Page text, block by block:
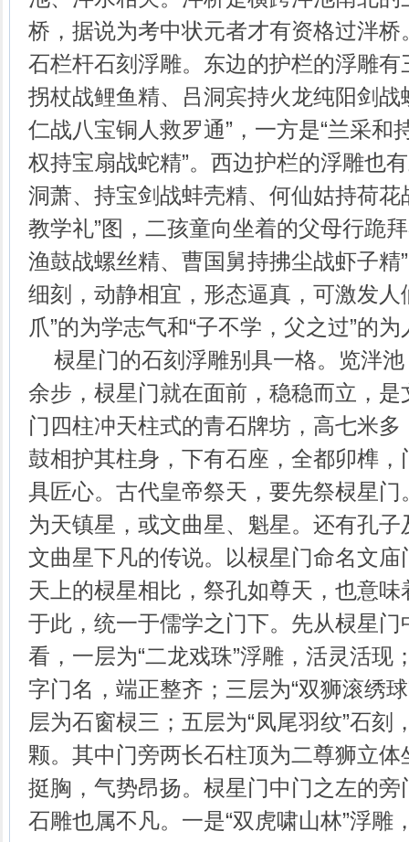
桥，据说为考中状元者才有资格过泮
石栏杆石刻浮雕。东边的护栏的浮雕有
拐杖战鲤鱼精、吕洞宾持火龙纯阳剑战
仁战八宝铜人救罗通”，一方是“兰采和
权持宝扇战蛇精”。西边护栏的浮雕也
洞萧、持宝剑战蚌壳精、何仙姑持荷花
教学礼”图，二孩童向坐着的父母行跪
渔鼓战螺丝精、曹国舅持拂尘战虾子精
细刻，动静相宜，形态逼真，可激发人
爪”的为学志气和“子不学，父之过”的
棂星门的石刻浮雕别具一格。览泮池
余步，棂星门就在面前，稳稳而立，
门四柱冲天柱式的青石牌坊，高七米
鼓相护其柱身，下有石座，全都卯榫
具匠心。古代皇帝祭天，要先祭棂星
为天镇星，或文曲星、魁星。还有孔
文曲星下凡的传说。以棂星门命名文
天上的棂星相比，祭孔如尊天，也意
于此，统一于儒学之门下。先从棂星
看，一层为“二龙戏珠”浮雕，活灵活现
字门名，端正整齐；三层为“双狮滚绣
层为石窗棂三；五层为“凤尾羽纹”石刻
颗。其中门旁两长石柱顶为二尊狮立
挺胸，气势昂扬。棂星门中门之左的
石雕也属不凡。一是“双虎啸山林”浮雕